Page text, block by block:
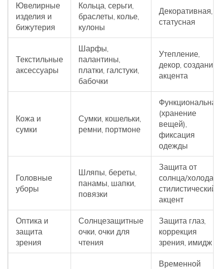
Ювелирные
изделия и
бижутерия
Кольца, серьги,
браслеты, колье,
кулоны
Декоративная,
статусная
Текстильные
аксессуары
Шарфы,
палантины,
платки, галстуки,
бабочки
Утепление,
декор, создание
акцента
Кожа и
сумки
Сумки, кошельки,
ремни, портмоне
Функциональная
(хранение
вещей),
фиксация
одежды
Головные
уборы
Шляпы, береты,
панамы, шапки,
повязки
Защита от
солнца/холода,
стилистический
акцент
Оптика и
защита
зрения
Солнцезащитные
очки, очки для
чтения
Защита глаз,
коррекция
зрения, имидж
Временной